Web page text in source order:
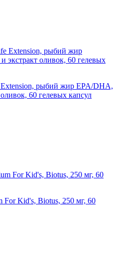
рыбий жир EPA/DHA,
60 гелевых капсул
For Kid's, Biotus, 250 мг, 60